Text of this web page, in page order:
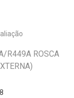
R449A ROSCA